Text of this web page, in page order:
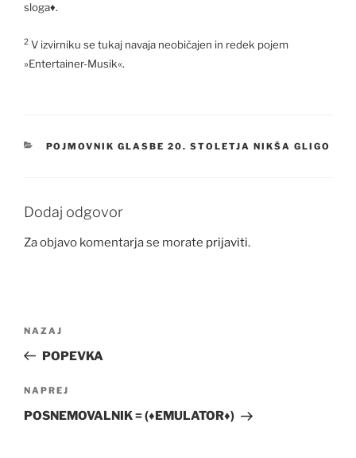
sloga♦.
2 V izvirniku se tukaj navaja neobičajen in redek pojem
»Entertainer-Musik«.
KATEGORIJE
POJMOVNIK GLASBE 20. STOLETJA NIKŠA GLIGO
Dodaj odgovor
Za objavo komentarja se morate prijaviti.
Prejšnji
prispevek
NAZAJ
POPEVKA
Naslednji
prispevek
NAPREJ
POSNEMOVALNIK = (♦EMULATOR♦)